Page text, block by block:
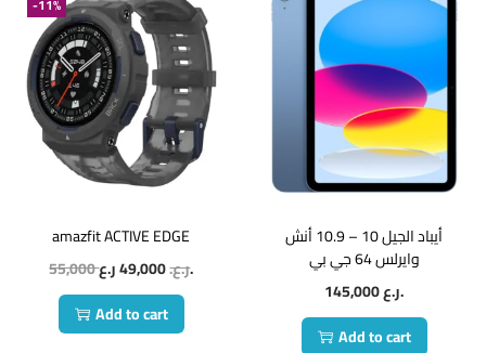
-11%
amazfit ACTIVE EDGE
55,000
ر.ع.49,000
ر.ع.
Add to cart
أيباد الجيل 10 – 10.9 أنش
وايرلس 64 جي بي
145,000
ر.ع.
Add to cart